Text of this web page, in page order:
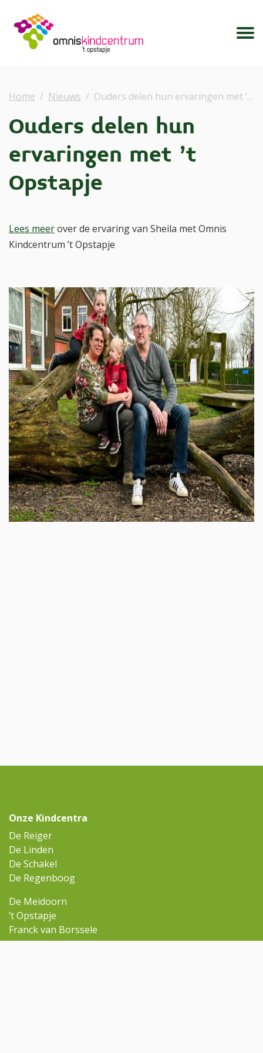
Home Nieuws Ouders delen hun ervaringen met ’t Opstapje
Ouders delen hun
ervaringen met ’t
Opstapje
Lees meerover de ervaring van Sheila met Omnis
Kindcentrum ’t Opstapje
Onze Kindcentra
De Reiger
De Linden
De Schakel
De Regenboog
De Meidoorn
’t Opstapje
Franck van Borssele